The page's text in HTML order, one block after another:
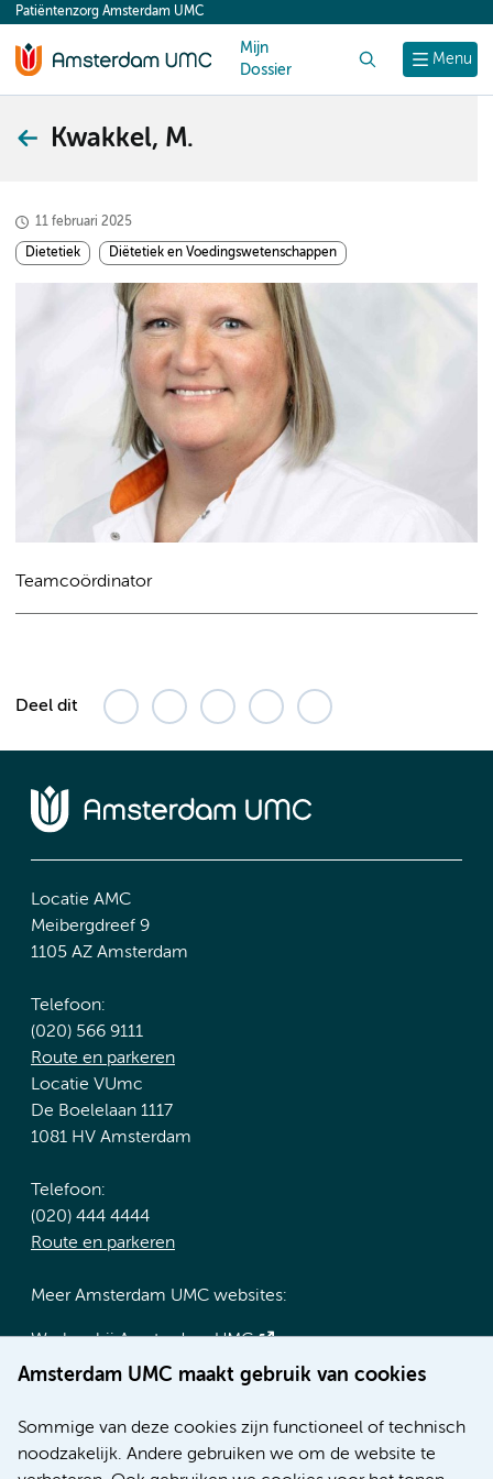
content
Menu
Patiëntenzorg Amsterdam UMC
Mijn
Dossier
Kwakkel, M.
11 februari 2025
Dietetiek Diëtetiek en Voedingswetenschappen
Teamcoördinator
Deel dit
Amsterdam UMC maakt gebruik van cookies
Sommige van deze cookies zijn functioneel of technisch
noodzakelijk. Andere gebruiken we om de website te
Locatie AMC
Meibergdreef 9
1105 AZ Amsterdam
Telefoon:
(020) 566 9111
Route en parkeren
Locatie VUmc
De Boelelaan 1117
1081 HV Amsterdam
Telefoon:
(020) 444 4444
Route en parkeren
Meer Amsterdam UMC websites:
Werken bij Amsterdam UMC
Over Amsterdam UMC
Research
Educatie locatie AMC
Educatie locatie VUmc